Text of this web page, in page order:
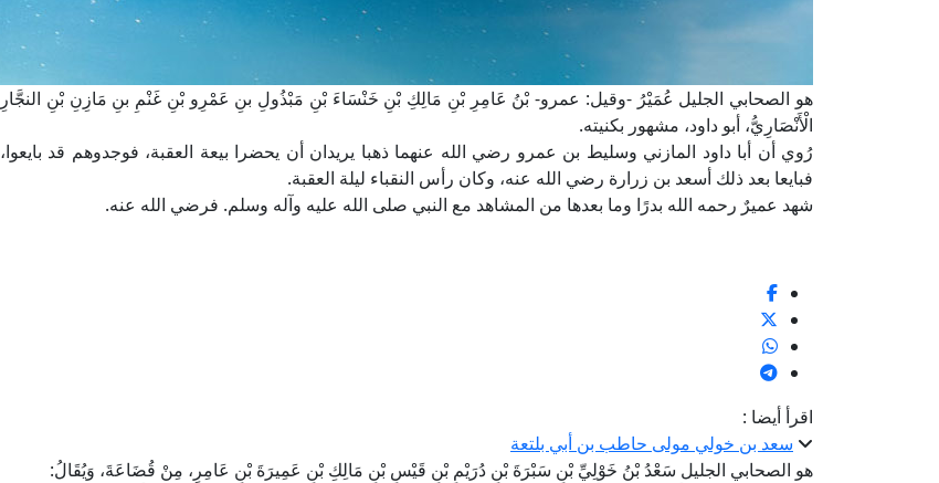
هو الصحابي الجليل عُمَيْرُ -وقيل: عمرو- بْنُ عَامِرِ بْنِ مَالِكِ بْنِ خَنْسَاءَ بْنِ مَبْذُولِ بنِ عَمْرِو بْنِ غَنْمِ بنِ مَازِنِ بْنِ النجَّارِ
الْأَنْصَارِيُّ، أبو داود، مشهور بكنيته.
رُوي أن أبا داود المازني وسليط بن عمرو رضي الله عنهما ذهبا يريدان أن يحضرا بيعة العقبة، فوجدوهم قد بايعوا،
فبايعا بعد ذلك أسعد بن زرارة رضي الله عنه، وكان رأس النقباء ليلة العقبة.
شهد عميرٌ رحمه الله بدرًا وما بعدها من المشاهد مع النبي صلى الله عليه وآله وسلم. فرضي الله عنه.
اقرأ أيضا :
سعد بن خولي مولى حاطب بن أبي بلتعة
هو الصحابي الجليل سَعْدُ بْنُ خَوْلِيِّ بْنِ سَبْرَةَ بْنِ دُرَيْمِ بْنِ قَيْسِ بْنِ مَالِكِ بْنِ عَمِيرَةَ بْنِ عَامِرِ، مِنْ قُضَاعَةَ، وَيُقَالُ: